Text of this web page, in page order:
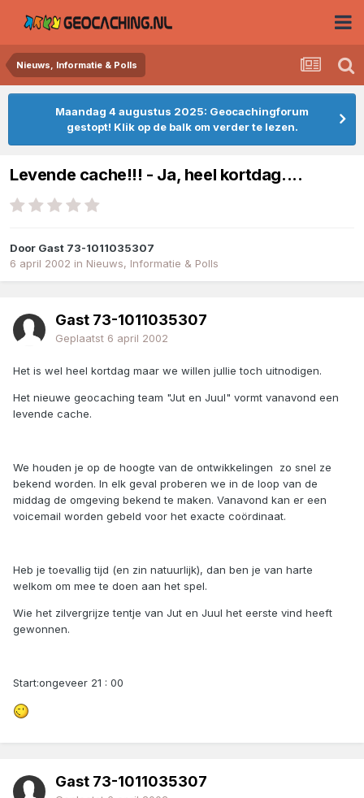
Nieuws, Informatie & Polls
Maandag 4 augustus 2025: Geocachingforum
gestopt! Klik op de balk om verder te lezen.
Levende cache!!! - Ja, heel kortdag....
Door Gast 73-1011035307
6 april 2002 in Nieuws, Informatie & Polls
Gast 73-1011035307
Geplaatst 6 april 2002
Het is wel heel kortdag maar we willen jullie toch uitnodigen.
Het nieuwe geocaching team "Jut en Juul" vormt vanavond een
levende cache.
We houden je op de hoogte van de ontwikkelingen zo snel ze
bekend worden. In elk geval proberen we in de loop van de
middag de omgeving bekend te maken. Vanavond kan er een
voicemail worden gebeld voor het exacte coördinaat.
Heb je toevallig tijd (en zin natuurlijk), dan ben je van harte
welkom om mee te doen aan het spel.
Wie het zilvergrijze tentje van Jut en Juul het eerste vind heeft
gewonnen.
Start:ongeveer 21 : 00
Gast 73-1011035307